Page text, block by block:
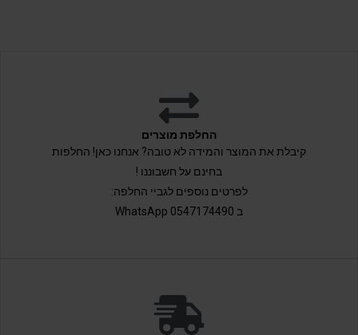
החלפת מוצרים
קיבלת את המוצר והמידה לא טובה? אנחנו כאן! החלפות
בחינם על חשבוננו !
לפרטים נוספים לגביי החלפה:
ב 0547174490 WhatsApp